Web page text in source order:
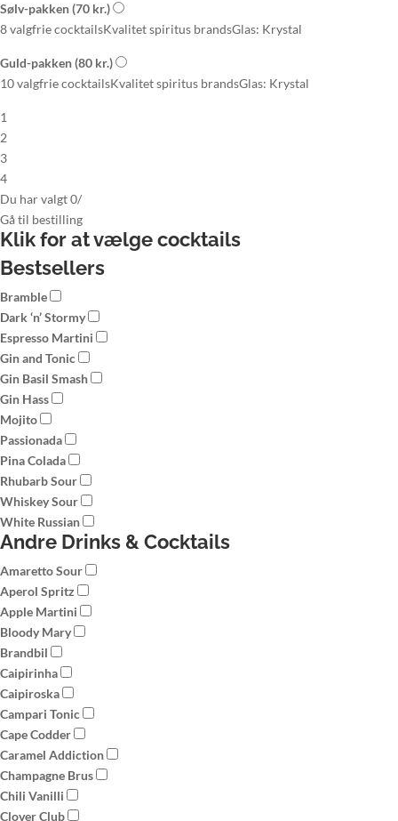
Sølv-pakken(70 kr.)
8 valgfrie cocktailsKvalitet spiritus brandsGlas: Krystal
Guld-pakken(80 kr.)
10 valgfrie cocktailsKvalitet spiritus brandsGlas: Krystal
1
2
3
4
Du har valgt0/
Gå til bestilling
Klik for at vælgecocktails
Bestsellers
Bramble
Dark ‘n’ Stormy
Espresso Martini
Gin and Tonic
Gin Basil Smash
Gin Hass
Mojito
Passionada
Pina Colada
Rhubarb Sour
Whiskey Sour
White Russian
Andre Drinks & Cocktails
Amaretto Sour
Aperol Spritz
Apple Martini
Bloody Mary
Brandbil
Caipirinha
Caipiroska
Campari Tonic
Cape Codder
Caramel Addiction
Champagne Brus
Chili Vanilli
Clover Club